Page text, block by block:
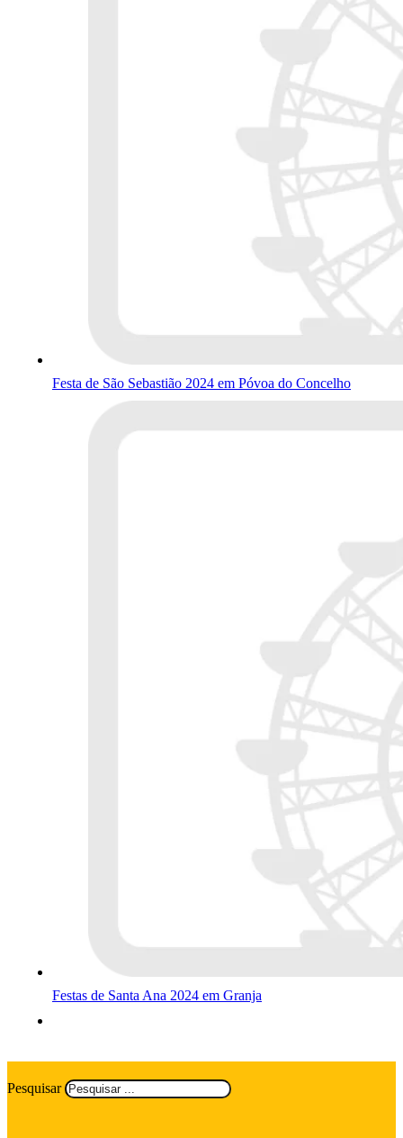
Festa de São Sebastião 2024 em Póvoa do Concelho
Festas de Santa Ana 2024 em Granja
Pesquisar